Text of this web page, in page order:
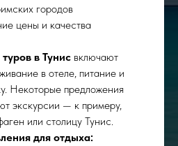
городов
цены и качества
в Тунис включают
в отеле, питание и
Некоторые предложения
экскурсии — к примеру,
или столицу Тунис.
для отдыха: